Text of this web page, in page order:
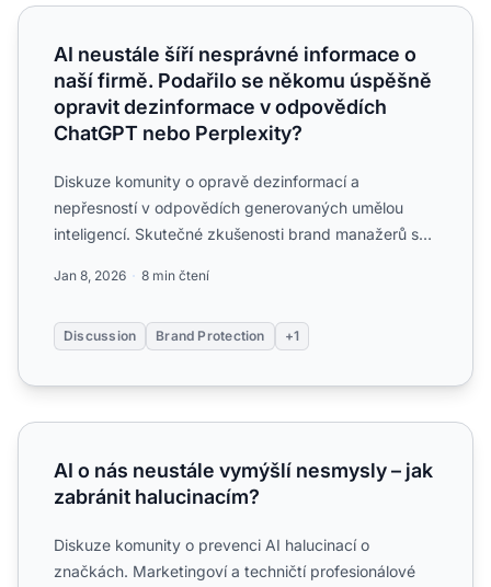
AI neustále šíří nesprávné informace o naší firmě.
AI neustále šíří nesprávné informace o
naší firmě. Podařilo se někomu úspěšně
opravit dezinformace v odpovědích
ChatGPT nebo Perplexity?
Diskuze komunity o opravě dezinformací a
nepřesností v odpovědích generovaných umělou
inteligencí. Skutečné zkušenosti brand manažerů s
Jan 8, 2026 8 min čtení
Discussion Brand Protection +1
AI o nás neustále vymýšlí nesmysly – jak zabránit
AI o nás neustále vymýšlí nesmysly – jak
zabránit halucinacím?
Diskuze komunity o prevenci AI halucinací o
značkách. Marketingoví a techničtí profesionálové